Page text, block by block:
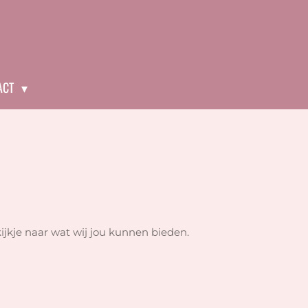
naar wat wij jou kunnen bieden.